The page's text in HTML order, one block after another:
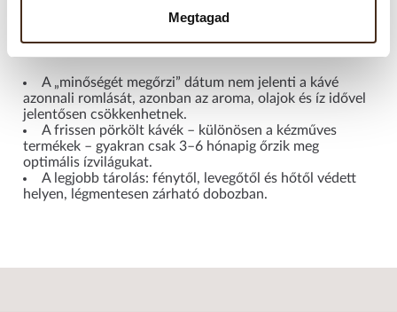
Megtagad
A „minőségét megőrzi” dátum nem jelenti a kávé
azonnali romlását, azonban az aroma, olajok és íz idővel
jelentősen csökkenhetnek.
A frissen pörkölt kávék – különösen a kézműves
termékek – gyakran csak 3–6 hónapig őrzik meg
optimális ízvilágukat.
A legjobb tárolás: fénytől, levegőtől és hőtől védett
helyen, légmentesen zárható dobozban.